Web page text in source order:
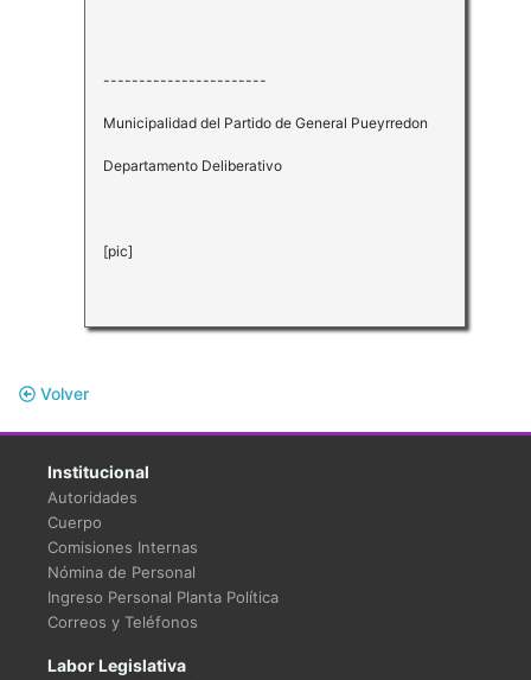
-----------------------
Municipalidad del Partido de General Pueyrredon
Departamento Deliberativo
[pic]
Volver
Institucional
Autoridades
Cuerpo
Comisiones Internas
Nómina de Personal
Ingreso Personal Planta Política
Correos y Teléfonos
Labor Legislativa